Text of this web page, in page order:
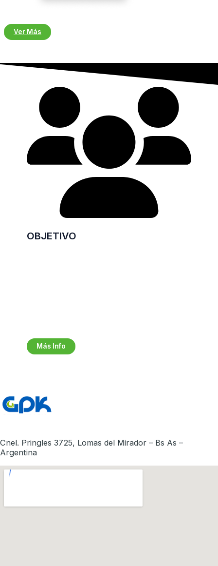
Ver Más
OBJETIVO
Más Info
Cnel. Pringles 3725, Lomas del Mirador – Bs As –
Argentina